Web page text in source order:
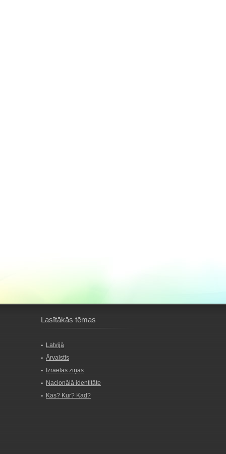
Lasītākās tēmas
Latvijā
Ārvalstīs
Izraēlas ziņas
Nacionālā identitāte
Kas? Kur? Kad?